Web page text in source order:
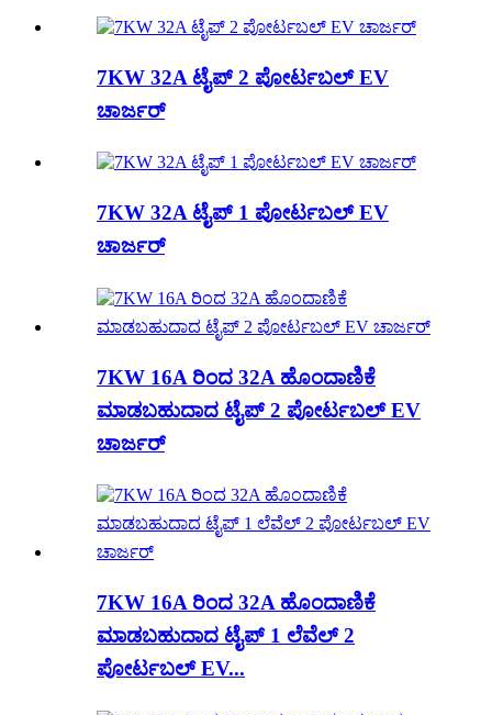
7KW 32A ಟೈಪ್ 2 ಪೋರ್ಟಬಲ್ EV
ಚಾರ್ಜರ್
7KW 32A ಟೈಪ್ 1 ಪೋರ್ಟಬಲ್ EV
ಚಾರ್ಜರ್
7KW 16A ರಿಂದ 32A ಹೊಂದಾಣಿಕೆ
ಮಾಡಬಹುದಾದ ಟೈಪ್ 2 ಪೋರ್ಟಬಲ್ EV
ಚಾರ್ಜರ್
7KW 16A ರಿಂದ 32A ಹೊಂದಾಣಿಕೆ
ಮಾಡಬಹುದಾದ ಟೈಪ್ 1 ಲೆವೆಲ್ 2
ಪೋರ್ಟಬಲ್ EV...